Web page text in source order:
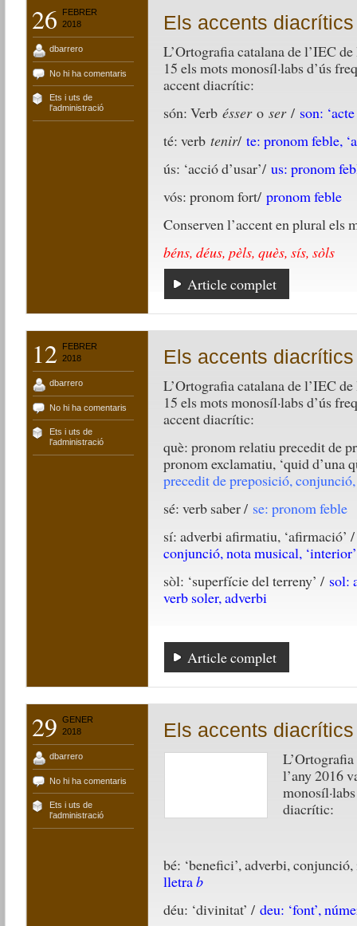
26
FEBRER
2018
dbarrero
No hi ha comentaris
Ets i uts de
l'administració
Els accents
L’Ortografia catalana de l’IEC
15 els mots monosíl·labs d’ús
accent diacrític:
són: Verbésseroser/ son:
té: verbtenir/te: pronom feble,
ús: ‘acció d’usar’/us: pronom
vós: pronom fort/pronom feble
Conserven l’accent en plural els
béns, déus, pèls, quès, sís, sòls
Article complet
12
FEBRER
2018
dbarrero
No hi ha comentaris
Ets i uts de
l'administració
Els accents
L’Ortografia catalana de l’IEC
15 els mots monosíl·labs d’ús
accent diacrític:
què: pronom relatiu precedit de
pronom exclamatiu, ‘quid d’una
precedit de preposició,
sé: verb saber / se: pronom feble
sí: adverbi afirmatiu, ‘afirmació’
conjunció, nota musical, ‘interior’
sòl: ‘superfície del terreny’ / sol:
verb soler, adverbi
Article complet
29
GENER
2018
dbarrero
No hi ha comentaris
Ets i uts de
l'administració
Els accents
l’any 2016
diacrític:
bé: ‘benefici’, adverbi,
lletrab
déu: ‘divinitat’ /deu: ‘font’,